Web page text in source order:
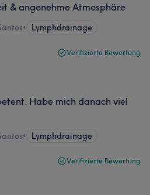
& angenehme Atmosphäre
• Lymphdrainage
Verifizierte Bewertung
Habe mich danach viel
• Lymphdrainage
Verifizierte Bewertung